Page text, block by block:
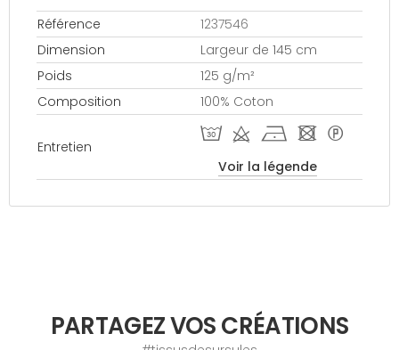
Référence
1237546
Dimension
Largeur de 145 cm
Poids
125 g/m²
Composition
100% Coton
Entretien
T d h - *
Voir la légende
PARTAGEZ VOS CRÉATIONS